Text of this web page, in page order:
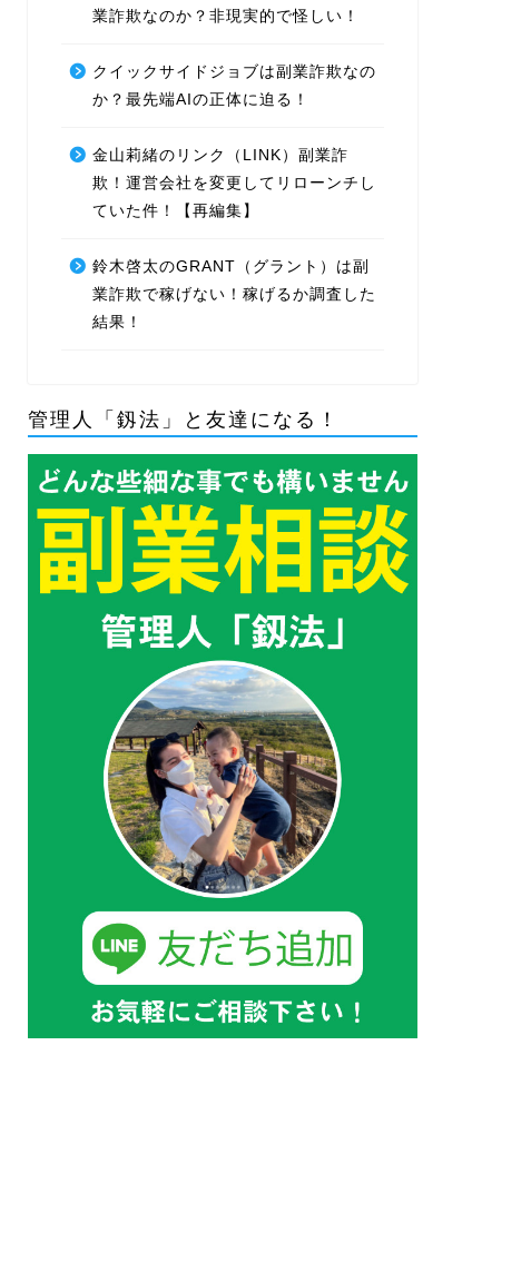
業詐欺なのか？非現実的で怪しい！
クイックサイドジョブは副業詐欺なの
か？最先端AIの正体に迫る！
金山莉緒のリンク（LINK）副業詐
欺！運営会社を変更してリローンチし
ていた件！【再編集】
鈴木啓太のGRANT（グラント）は副
業詐欺で稼げない！稼げるか調査した
結果！
管理人「釼法」と友達になる！